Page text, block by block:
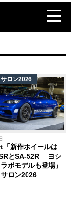
新作ホイールは
とSA-52R ヨシ
ボモデルも登場」
ロン2026
ロン2026